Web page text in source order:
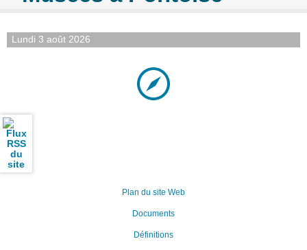
Lundi 3 août 2026
Plan du site Web
Documents
Définitions